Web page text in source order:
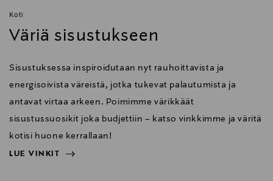
Koti
Väriä sisustukseen
Sisustuksessa inspiroidutaan nyt rauhoittavista ja
energisoivista väreistä, jotka tukevat palautumista ja
antavat virtaa arkeen. Poimimme värikkäät
sisustussuosikit joka budjettiin – katso vinkkimme ja väritä
kotisi huone kerrallaan!
LUE VINKIT